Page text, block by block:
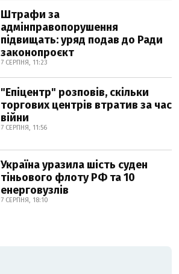
Штрафи за
адмінправопорушення
підвищать: уряд подав до Ради
законопроєкт
7 СЕРПНЯ, 11:23
"Епіцентр" розповів, скільки
торгових центрів втратив за час
війни
7 СЕРПНЯ, 11:56
Україна уразила шість суден
тіньового флоту РФ та 10
енерговузлів
7 СЕРПНЯ, 18:10